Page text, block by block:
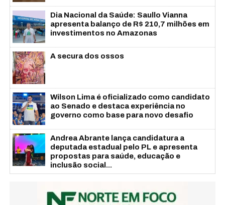
Dia Nacional da Saúde: Saullo Vianna
apresenta balanço de R$ 210,7 milhões em
investimentos no Amazonas
A secura dos ossos
Wilson Lima é oficializado como candidato
ao Senado e destaca experiência no
governo como base para novo desafio
Andrea Abrante lança candidatura a
deputada estadual pelo PL e apresenta
propostas para saúde, educação e
inclusão social...